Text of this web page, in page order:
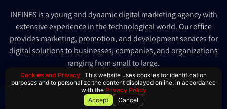
Cookies and Privacy This website uses cookies for identification
purposes and to personalize the content displayed online, in accordance
with the Privacy Policy
Accept
Cancel
INFINES is a young and dynamic digital marketing agency with
extensive experience in the technological world. Our office
provides marketing, promotion, and development services for
digital solutions to businesses, companies, and organizations
ranging from small to large.
© All rights reserved to Infines 2023